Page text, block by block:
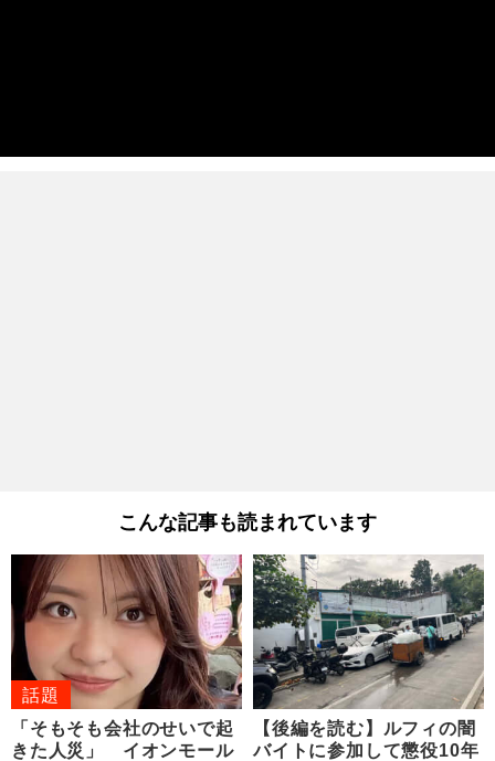
こんな記事も読まれています
話題
「そもそも会社のせいで起
きた人災」 イオンモール
【後編を読む】ルフィの闇
バイトに参加して懲役10年